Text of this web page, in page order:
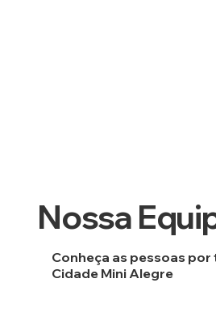
Nossa
Conheça as pessoas por
Cidade Mini Alegre